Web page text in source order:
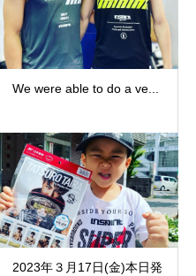
We were able to do a ve...
2023年３月17日(金)本日発